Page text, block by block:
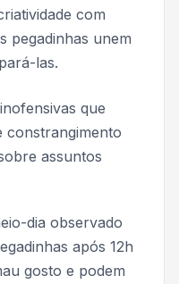
com
pegadinhas unem
las.
que
constrangimento
assuntos
dia observado
após 12h
gosto e podem